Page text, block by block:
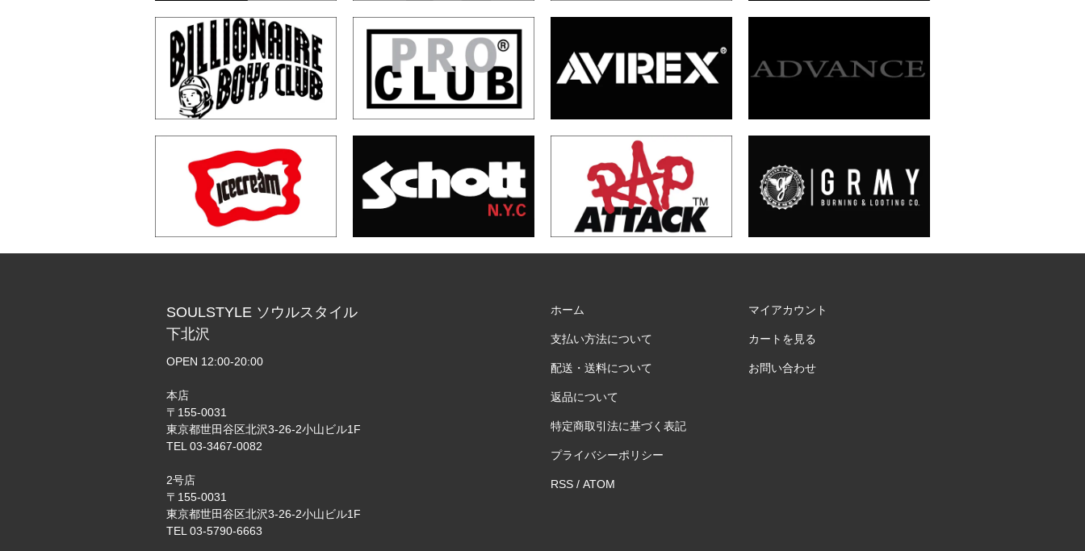
SOULSTYLE ソウルスタイル
下北沢
OPEN 12:00-20:00
本店
〒155-0031
東京都世田谷区北沢3-26-2小山ビル1F
TEL 03-3467-0082
2号店
〒155-0031
東京都世田谷区北沢3-26-2小山ビル1F
TEL 03-5790-6663
ホーム
支払い方法について
配送・送料について
返品について
特定商取引法に基づく表記
プライバシーポリシー
RSS/ ATOM
マイアカウント
カートを見る
お問い合わせ